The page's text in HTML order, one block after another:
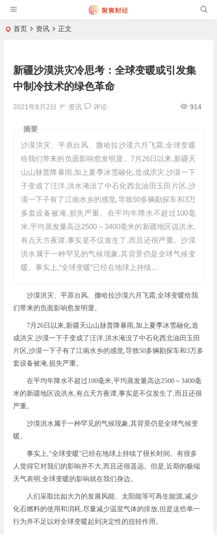
首页 资讯 正文
新疆沙漠洪灾冷思考：全球变暖或引发集
中制冷技术的绿色革命
2021年8月2日 资讯 评论 914
摘要
沙漠洪灾、平原台风、撒哈拉沙漠六月飞霜,全球变暖
给我们带来的负面影响愈发明显。7月26日以来,新疆天
山山脉普降暴雨,加上夏季冰雪融化,造成洪灾,沙漠一下
子变成了汪洋,洪水淹没了中石化西北油田玉田片区,沙
漠一下子有了江南水乡的感觉,导致50多辆勘探车和3万
多套设备被淹,损失严重。在平均年降水不超过100毫
米,平均蒸发量高达2500～3400毫米的新疆地区说洪水,
有点天方夜谭,事实是不仅发生了,而且还很严重。沙漠
洪水属于一种罕见的气候现象,其背景仍是全球气候变
暖。事实上,“全球变暖”已经在地球上持续…
沙漠洪灾、平原台风、撒哈拉沙漠六月飞霜,全球变暖给我
们带来的负面影响愈发明显。
7月26日以来,新疆天山山脉普降暴雨,加上夏季冰雪融化,造
成洪灾,沙漠一下子变成了汪洋,洪水淹没了中石化西北油田玉田
片区,沙漠一下子有了江南水乡的感觉,导致50多辆勘探车和3万多
套设备被淹,损失严重。
在平均年降水不超过100毫米,平均蒸发量高达2500～3400毫
米的新疆地区说洪水,有点天方夜谭,事实是不仅发生了,而且还很
严重。
沙漠洪水属于一种罕见的气候现象,其背景仍是全球气候变
暖。
事实上,“全球变暖”已经在地球上持续了很长时间。有很多
人觉得它对我们的影响并不大,而且还很遥远。但是,近期的极端
天气表明,全球变暖的影响就在我们身边。
人们采取比如大力的发展风能、太阳能等可再生能源,减少
化石燃料的使用和消耗,尽量减少温室气体的排放,但是这些单一
行为并不足以对全球变暖起到决定性的扭转作用。